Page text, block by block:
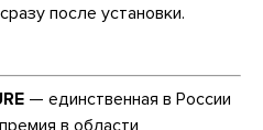
после установки.
— единственная в России
в области